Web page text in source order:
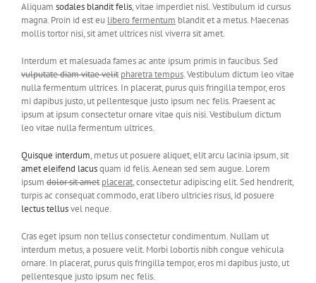
Aliquam sodales blandit felis, vitae imperdiet nisl. Vestibulum id cursus
magna. Proin id est eu libero fermentum blandit et a metus. Maecenas
mollis tortor nisi, sit amet ultrices nisl viverra sit amet.
Interdum et malesuada fames ac ante ipsum primis in faucibus. Sed
vulputate diam vitae velit pharetra tempus. Vestibulum dictum leo vitae
nulla fermentum ultrices. In placerat, purus quis fringilla tempor, eros
mi dapibus justo, ut pellentesque justo ipsum nec felis. Praesent ac
ipsum at ipsum consectetur ornare vitae quis nisi. Vestibulum dictum
leo vitae nulla fermentum ultrices.
Quisque interdum, metus ut posuere aliquet, elit arcu lacinia ipsum, sit
amet eleifend lacusquam id felis. Aenean sed sem augue. Lorem
ipsum dolor sit amet placerat, consectetur adipiscing elit. Sed hendrerit,
turpis ac consequat commodo, erat libero ultricies risus, id posuere
lectus tellusvel neque.
Cras eget ipsum non tellus consectetur condimentum. Nullam ut
interdum metus, a posuere velit. Morbi lobortis nibh congue vehicula
ornare. In placerat, purus quis fringilla tempor, eros mi dapibus justo, ut
pellentesque justo ipsum nec felis.